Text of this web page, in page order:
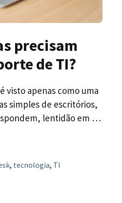
precisam
de TI?
visto apenas como uma
simples de escritórios,
lentidão em …
, tecnologia, TI